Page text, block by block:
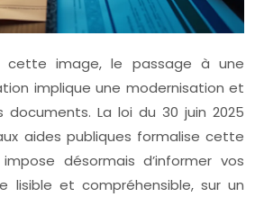
cette image, le passage à une
implique une modernisation et
La loi du 30 juin 2025
aides publiques formalise cette
désormais d’informer vos
lisible et compréhensible, sur un